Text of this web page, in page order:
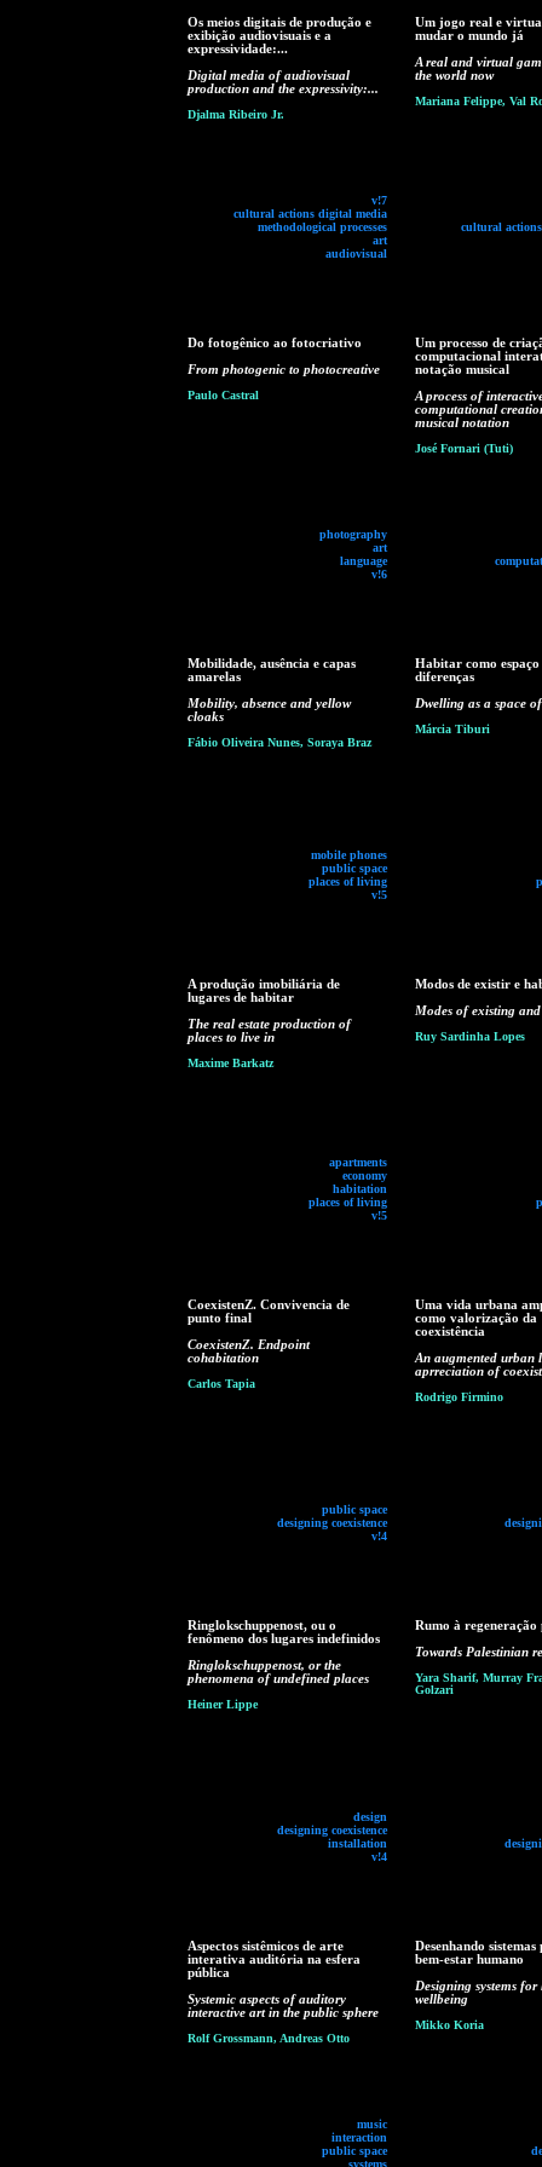
Os meios digitais de produção e
exibição audiovisuais e a
expressividade:...
Digital media of audiovisual
production and the expressivity:...
Djalma Ribeiro Jr.
v!7
cultural actions digital media
methodological processes
art
audiovisual
Um jogo real e
mudar o mundo já
A real and virtual
the world now
Mariana Felippe, Val
cultural
Do fotogênico ao fotocriativo
From photogenic to photocreative
Paulo Castral
photography
art
language
v!6
Um processo de
computacional
notação musical
A process of
computational
musical notation
José Fornari (Tuti)
Mobilidade, ausência e capas
amarelas
Mobility, absence and yellow
cloaks
Fábio Oliveira Nunes, Soraya Braz
mobile phones
public space
places of living
v!5
Habitar como espaço
diferenças
Dwelling as a space
Márcia Tiburi
A produção imobiliária de
lugares de habitar
The real estate production of
places to live in
Maxime Barkatz
apartments
economy
habitation
places of living
v!5
Modos de existir e
Modes of existing
Ruy Sardinha Lopes
CoexistenZ. Convivencia de
punto final
CoexistenZ. Endpoint
cohabitation
Carlos Tapia
public space
designing coexistence
v!4
Uma vida urbana
como valorização da
coexistência
An augmented urban
aprreciation of
Rodrigo Firmino
Ringlokschuppenost, ou o
fenômeno dos lugares indefinidos
Ringlokschuppenost, or the
phenomena of undefined places
Heiner Lippe
design
designing coexistence
installation
v!4
Rumo à regeneração
Towards Palestinian
Yara Sharif, Murray
Golzari
Aspectos sistêmicos de arte
interativa auditória na esfera
pública
Systemic aspects of auditory
interactive art in the public sphere
Rolf Grossmann, Andreas Otto
music
interaction
public space
systems
Desenhando sistemas
bem-estar humano
Designing systems for
wellbeing
Mikko Koria